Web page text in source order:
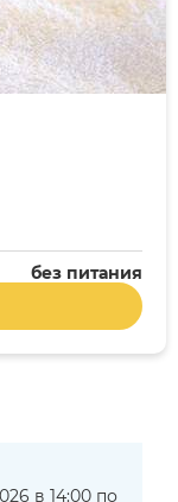
без питания
в 14:00 по